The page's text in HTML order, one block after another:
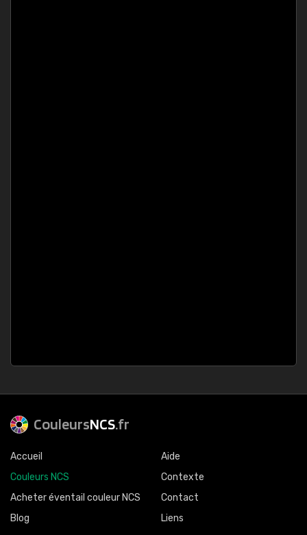
CouleursNCS.fr
Accueil
Couleurs NCS
Acheter éventail couleur NCS
Blog
Aide
Contexte
Contact
Liens